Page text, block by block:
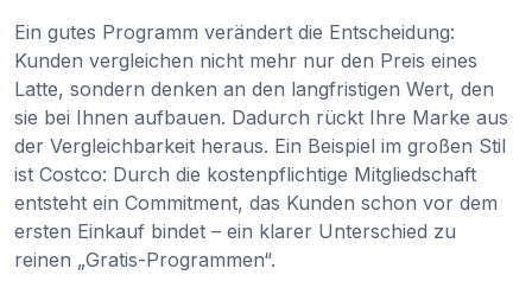
Ein gutes Programm verändert die Entscheidung:
Kunden vergleichen nicht mehr nur den Preis eines
Latte, sondern denken an den langfristigen Wert, den
sie bei Ihnen aufbauen. Dadurch rückt Ihre Marke aus
der Vergleichbarkeit heraus. Ein Beispiel im großen Stil
ist Costco: Durch die kostenpflichtige Mitgliedschaft
entsteht ein Commitment, das Kunden schon vor dem
ersten Einkauf bindet – ein klarer Unterschied zu
reinen „Gratis-Programmen“.